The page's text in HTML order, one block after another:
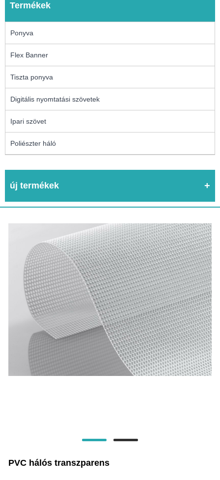
Termékek
Ponyva
Flex Banner
Tiszta ponyva
Digitális nyomtatási szövetek
Ipari szövet
Poliészter háló
új termékek
PVC hálós transzparens